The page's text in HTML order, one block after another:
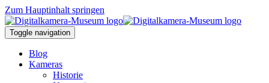
Zum Hauptinhalt springen
Toggle navigation
Blog
Kameras
Historie